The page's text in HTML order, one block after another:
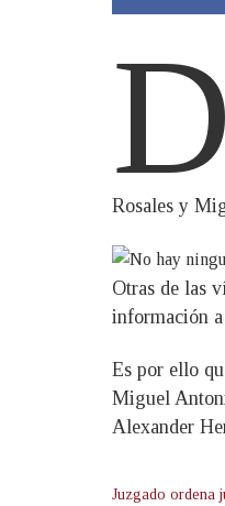
D
Rosales y
Otras de las
información
Es por ello
Miguel
Alexander
Juzgado ordena